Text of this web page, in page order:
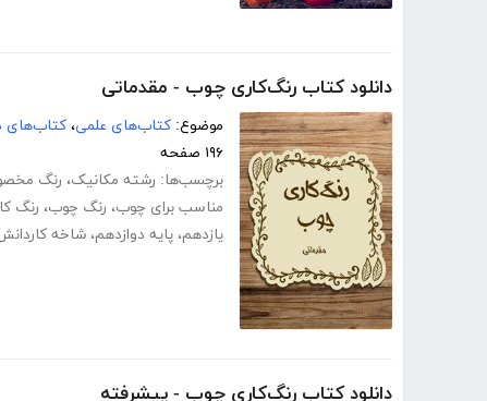
دانلود کتاب رنگ‌کاری چوب - مقدماتی
موضوع: کتاب‌های علمی، کتاب‌های
۱۹۶ صفحه
برچسب‌ها: رشته مکانیک، رنگ
مناسب برای چوب، رنگ چوب، رنگ
یازدهم، پایه دوازدهم، شاخه
دانلود کتاب رنگ‌کاری چوب - پیشرفته